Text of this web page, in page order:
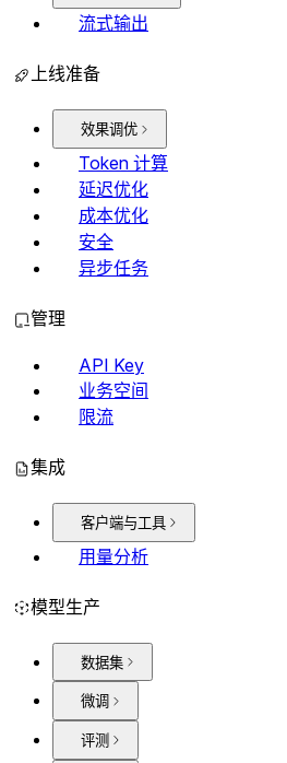
流式输出
上线准备
效果调优
Token 计算
延迟优化
成本优化
安全
异步任务
管理
API Key
业务空间
限流
集成
客户端与工具
用量分析
模型生产
数据集
微调
评测